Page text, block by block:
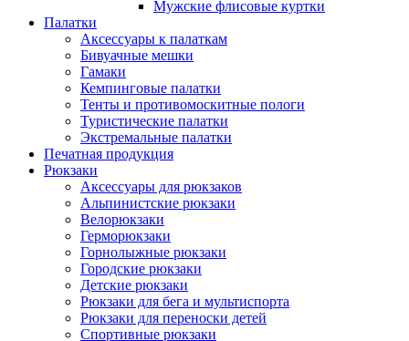
Мужские флисовые куртки
Палатки
Аксессуары к палаткам
Бивуачные мешки
Гамаки
Кемпинговые палатки
Тенты и противомоскитные пологи
Туристические палатки
Экстремальные палатки
Печатная продукция
Рюкзаки
Аксессуары для рюкзаков
Альпинистские рюкзаки
Велорюкзаки
Герморюкзаки
Горнолыжные рюкзаки
Городские рюкзаки
Детские рюкзаки
Рюкзаки для бега и мультиспорта
Рюкзаки для переноски детей
Спортивные рюкзаки